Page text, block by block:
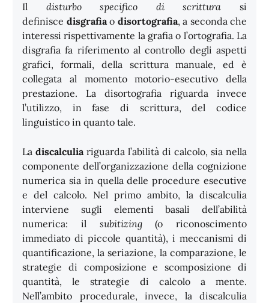
Il disturbo specifico di scrittura si
definisce disgrafiao disortografia, a seconda che
interessi rispettivamente la grafia o l’ortografia. La
disgrafia fa riferimento al controllo degli aspetti
grafici, formali, della scrittura manuale, ed è
collegata al momento motorio-esecutivo della
prestazione. La disortografia riguarda invece
l’utilizzo, in fase di scrittura, del codice
linguistico in quanto tale.
La discalculiariguarda l’abilità di calcolo, sia nella
componente dell’organizzazione della cognizione
numerica sia in quella delle procedure esecutive
e del calcolo. Nel primo ambito, la discalculia
interviene sugli elementi basali dell’abilità
numerica: il subitizing(o riconoscimento
immediato di piccole quantità), i meccanismi di
quantificazione, la seriazione, la comparazione, le
strategie di composizione e scomposizione di
quantità, le strategie di calcolo a mente.
Nell’ambito procedurale, invece, la discalculia